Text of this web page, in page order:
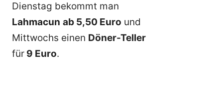
Dienstag bekommt man
Lahmacun ab 5,50 Euro und
Mittwochs einen Döner-Teller
für 9 Euro.